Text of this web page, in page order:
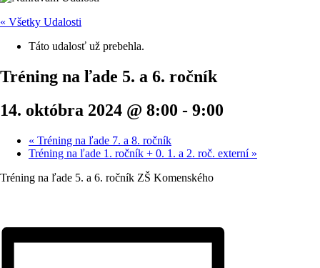
« Všetky Udalosti
Táto udalosť už prebehla.
Tréning na ľade 5. a 6. ročník
14. októbra 2024 @ 8:00 - 9:00
« Tréning na ľade 7. a 8. ročník
Tréning na ľade 1. ročník + 0. 1. a 2. roč. externí »
Tréning na ľade 5. a 6. ročník ZŠ Komenského